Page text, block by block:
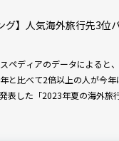
グ】人気海外旅行先3位
ペディアのデータによると
と比べて2倍以上の人が今年
表した「2023年夏の海外旅